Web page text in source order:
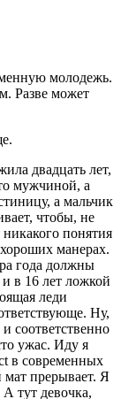
молодежь.
Разве может
двадцать лет,
мужчиной, а
а мальчик
чтобы, не
понятия
манерах.
года должны
в 16 лет ложкой
леди
Ну,
соответственно
ужас. Иду я
в современных
прерывает. Я
тут девочка,